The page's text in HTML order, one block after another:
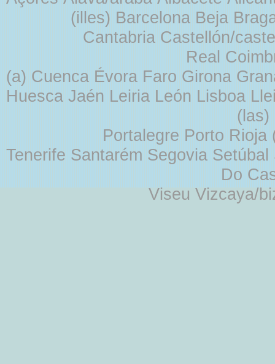
(illes) Barcelona Beja
Cantabria Castellón/
Real
(a) Cuenca Évora Faro Girona
Huesca Jaén Leiria León Lisboa
Portalegre Porto
Tenerife Santarém Segovia
Do
Viseu Vizcaya/